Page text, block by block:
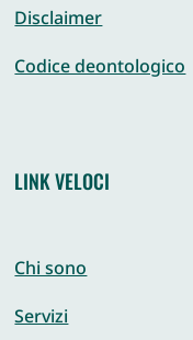
Disclaimer
Codice deontologico
LINK VELOCI
Chi sono
Servizi